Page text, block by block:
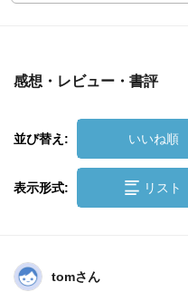
感想・レビュー・書評
並び替え: いいね順
表示形式: リスト
tomさん